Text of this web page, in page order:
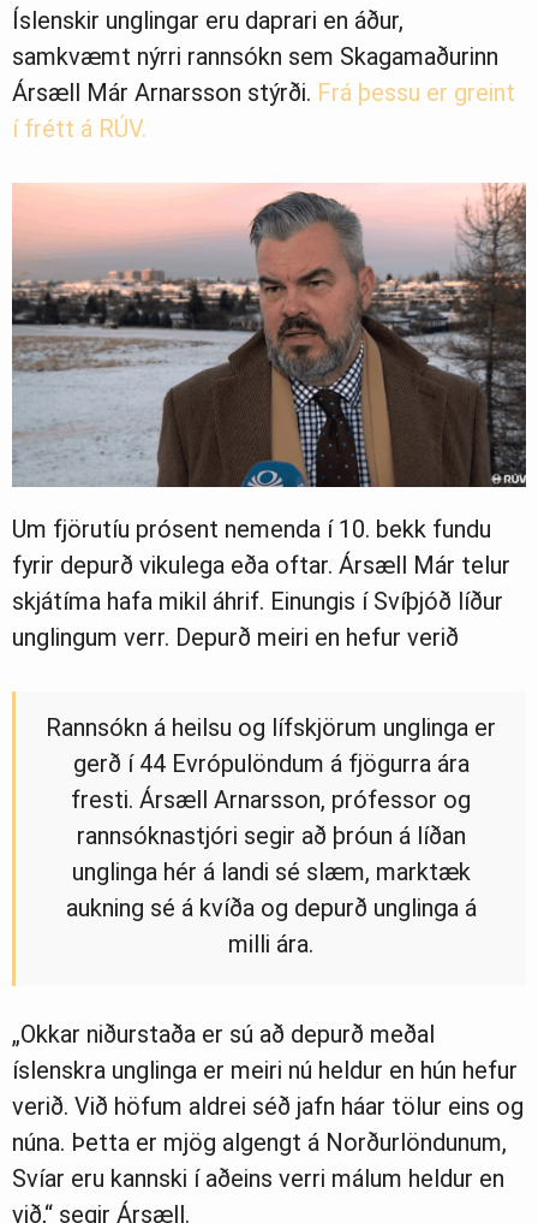
Íslenskir unglingar eru daprari en áður,
samkvæmt nýrri rannsókn sem Skagamaðurinn
Ársæll Már Arnarsson stýrði. Frá þessu er greint
í frétt á RÚV.
Um fjörutíu prósent nemenda í 10. bekk fundu
fyrir depurð vikulega eða oftar. Ársæll Már telur
skjátíma hafa mikil áhrif. Einungis í Svíþjóð líður
unglingum verr. Depurð meiri en hefur verið
Rannsókn á heilsu og lífskjörum unglinga er
gerð í 44 Evrópulöndum á fjögurra ára
fresti. Ársæll Arnarsson, prófessor og
rannsóknastjóri segir að þróun á líðan
unglinga hér á landi sé slæm, marktæk
aukning sé á kvíða og depurð unglinga á
milli ára.
„Okkar niðurstaða er sú að depurð meðal
íslenskra unglinga er meiri nú heldur en hún hefur
verið. Við höfum aldrei séð jafn háar tölur eins og
núna. Þetta er mjög algengt á Norðurlöndunum,
Svíar eru kannski í aðeins verri málum heldur en
við,“ segir Ársæll.